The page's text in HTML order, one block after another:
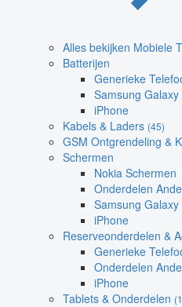
Alles bekijken Mobiele
Batterijen
Generieke
Samsung Galaxy
iPhone
Kabels & Laders (45)
GSM Ontgrendeling &
Schermen
Nokia Schermen
Onderdelen
Samsung Galaxy
iPhone
Reserveonderdelen &
Generieke
Onderdelen
iPhone
Tablets & Onderdelen